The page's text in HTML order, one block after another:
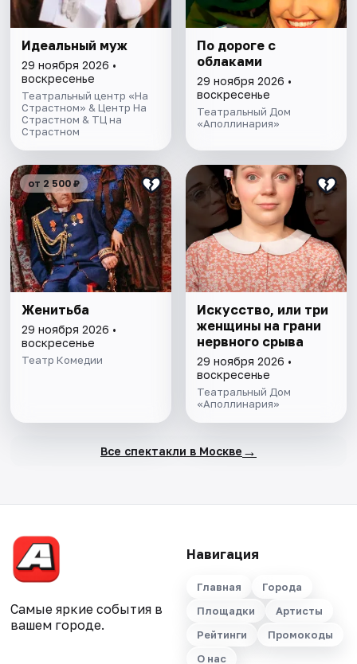
Идеальный муж
29 ноября 2026 •
воскресенье
Театральный центр «На
Страстном» & Центр На
Страстном & ТЦ на
Страстном
По дороге с
облаками
29 ноября 2026 •
воскресенье
Театральный Дом
«Аполлинария»
от 2 500 ₽
Женитьба
29 ноября 2026 •
воскресенье
Театр Комедии
Искусство, или три
женщины на грани
нервного срыва
29 ноября 2026 •
воскресенье
Театральный Дом
«Аполлинария»
Все спектакли в Москве →
Самые яркие события в
вашем городе.
Навигация
Главная
Города
Площадки
Артисты
Рейтинги
Промокоды
О нас